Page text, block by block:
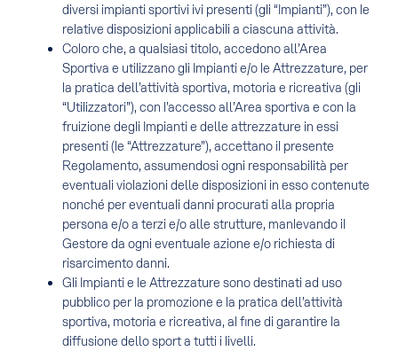
diversi impianti sportivi ivi presenti (gli “Impianti”), con le
relative disposizioni applicabili a ciascuna attività.
Coloro che, a qualsiasi titolo, accedono all’Area
Sportiva e utilizzano gli Impianti e/o le Attrezzature, per
la pratica dell’attività sportiva, motoria e ricreativa (gli
“Utilizzatori”), con l’accesso all’Area sportiva e con la
fruizione degli Impianti e delle attrezzature in essi
presenti (le “Attrezzature”), accettano il presente
Regolamento, assumendosi ogni responsabilità per
eventuali violazioni delle disposizioni in esso contenute
nonché per eventuali danni procurati alla propria
persona e/o a terzi e/o alle strutture, manlevando il
Gestore da ogni eventuale azione e/o richiesta di
risarcimento danni.
Gli Impianti e le Attrezzature sono destinati ad uso
pubblico per la promozione e la pratica dell’attività
sportiva, motoria e ricreativa, al fine di garantire la
diffusione dello sport a tutti i livelli.